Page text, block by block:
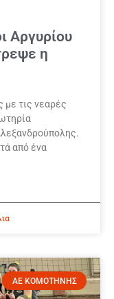
Αργυρίου
η
με τις νεαρές
από ένα
ΑΕ ΚΟΜΟΤΗΝΗΣ